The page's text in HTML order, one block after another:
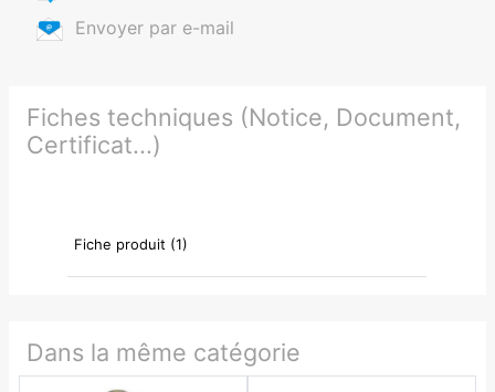
Envoyer par e-mail
Fiches techniques (Notice, Document,
Certificat...)
Fiche produit (1)
Dans la même catégorie